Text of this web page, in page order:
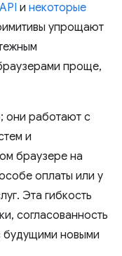
и некоторые
упрощают
проще,
они работают с
и
браузере на
оплаты или у
Эта гибкость
согласованность
будущими новыми